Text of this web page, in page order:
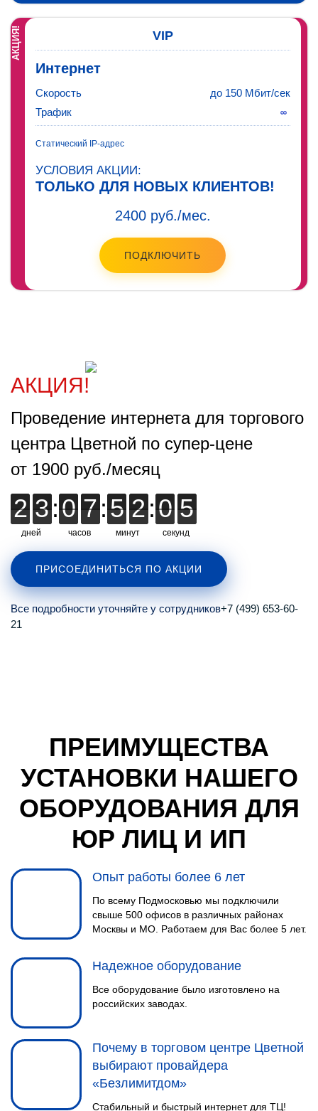
АКЦИЯ! VIP
Интернет
Скорость
до 150 Мбит/сек
Трафик
Статический IP-адрес
УСЛОВИЯ АКЦИИ:
ТОЛЬКО ДЛЯ НОВЫХ КЛИЕНТОВ!
2400 руб./мес.
ПОДКЛЮЧИТЬ
АКЦИЯ!
Проведение интернета для торгового
центра Цветной по супер-цене
от 1900 руб./месяц
дней
2
2 3
3:
часов
0
0 7
7:
минут
5
5 2
2:
секунд
0
0
0 4
4
4
ПРИСОЕДИНИТЬСЯ ПО АКЦИИ
Все подробности уточняйте у сотрудников+7 (499) 653-60-
21
ПРЕИМУЩЕСТВА
УСТАНОВКИ НАШЕГО
ОБОРУДОВАНИЯ ДЛЯ
ЮР ЛИЦ И ИП
Опыт работы более 6 лет
По всему Подмосковью мы подключили
свыше 500 офисов в различных районах
Москвы и МО. Работаем для Вас более 5 лет.
Надежное оборудование
Все оборудование было изготовлено на
российских заводах.
Почему в торговом центре Цветной
выбирают провайдера
«Безлимитдом»
Стабильный и быстрый интернет для ТЦ!
4
МОНТАЖНЫЕ РАБОТЫ
спутниковой тарелки, заведет
кабеля в помещение и установит
Wi-Fi роутер.